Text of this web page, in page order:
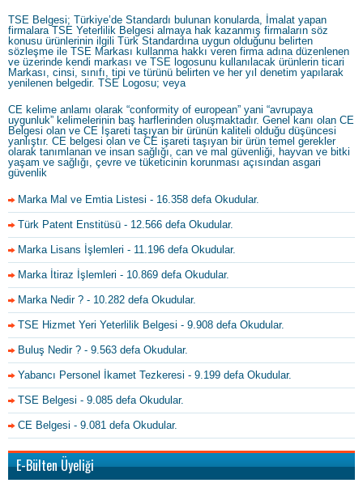
TSE Belgesi; Türkiye’de Standardı bulunan konularda, İmalat yapan
firmalara TSE Yeterlilik Belgesi almaya hak kazanmış firmaların söz
konusu ürünlerinin ilgili Türk Standardına uygun olduğunu belirten
sözleşme ile TSE Markası kullanma hakkı veren firma adına düzenlenen
ve üzerinde kendi markası ve TSE logosunu kullanılacak ürünlerin ticari
Markası, cinsi, sınıfı, tipi ve türünü belirten ve her yıl denetim yapılarak
yenilenen belgedir. TSE Logosu; veya
CE kelime anlamı olarak “conformity of european” yani “avrupaya
uygunluk” kelimelerinin baş harflerinden oluşmaktadır. Genel kanı olan CE
Belgesi olan ve CE İşareti taşıyan bir ürünün kaliteli olduğu düşüncesi
yanlıştır. CE belgesi olan ve CE işareti taşıyan bir ürün temel gerekler
olarak tanımlanan ve insan sağlığı, can ve mal güvenliği, hayvan ve bitki
yaşam ve sağlığı, çevre ve tüketicinin korunması açısından asgari
güvenlik
Marka Mal ve Emtia Listesi - 16.358 defa Okudular.
Türk Patent Enstitüsü - 12.566 defa Okudular.
Marka Lisans İşlemleri - 11.196 defa Okudular.
Marka İtiraz İşlemleri - 10.869 defa Okudular.
Marka Nedir ? - 10.282 defa Okudular.
TSE Hizmet Yeri Yeterlilik Belgesi - 9.908 defa Okudular.
Buluş Nedir ? - 9.563 defa Okudular.
Yabancı Personel İkamet Tezkeresi - 9.199 defa Okudular.
TSE Belgesi - 9.085 defa Okudular.
CE Belgesi - 9.081 defa Okudular.
E-Bülten Üyeliği